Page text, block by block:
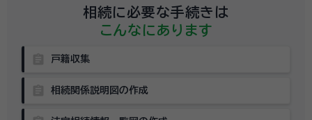
相続に必要な手続きは
こんなにあります
戸籍収集
相続関係説明図の作成